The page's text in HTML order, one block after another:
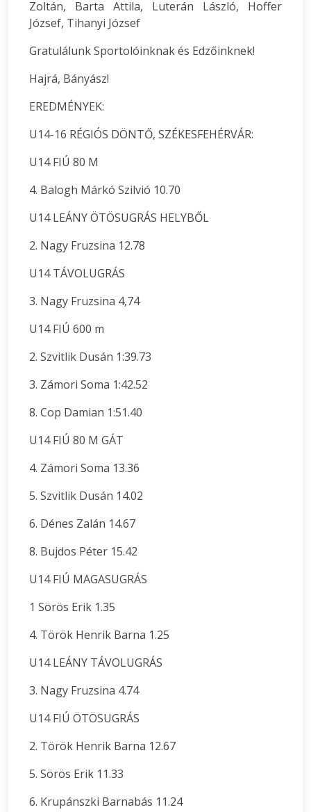
Zoltán, Barta Attila, Luterán László, Hoffer
József, Tihanyi József
Gratulálunk Sportolóinknak és Edzőinknek!
Hajrá, Bányász!
EREDMÉNYEK:
U14-16 RÉGIÓS DÖNTŐ, SZÉKESFEHÉRVÁR:
U14 FIÚ 80 M
4. Balogh Márkó Szilvió 10.70
U14 LEÁNY ÖTÖSUGRÁS HELYBŐL
2. Nagy Fruzsina 12.78
U14 TÁVOLUGRÁS
3. Nagy Fruzsina 4,74
U14 FIÚ 600 m
2. Szvitlik Dusán 1:39.73
3. Zámori Soma 1:42.52
8. Cop Damian 1:51.40
U14 FIÚ 80 M GÁT
4. Zámori Soma 13.36
5. Szvitlik Dusán 14.02
6. Dénes Zalán 14.67
8. Bujdos Péter 15.42
U14 FIÚ MAGASUGRÁS
1 Sörös Erik 1.35
4. Török Henrik Barna 1.25
U14 LEÁNY TÁVOLUGRÁS
3. Nagy Fruzsina 4.74
U14 FIÚ ÖTÖSUGRÁS
2. Török Henrik Barna 12.67
5. Sörös Erik 11.33
6. Krupánszki Barnabás 11.24